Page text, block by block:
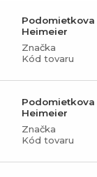
Podomietkova
Heimeier
Značka
Kód tovaru
Podomietkova
Heimeier
Značka
Kód tovaru